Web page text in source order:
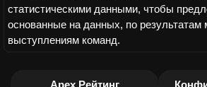
статистическими данными, чтобы
основанные на данных, по результатам
выступлениям команд.